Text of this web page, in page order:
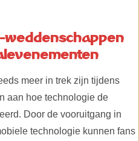
weddenschappen
meer in trek zijn tijdens
aan hoe technologie de
Door de vooruitgang in
technologie kunnen fans